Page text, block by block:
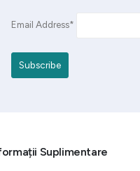
Email Address*
Suplimentare